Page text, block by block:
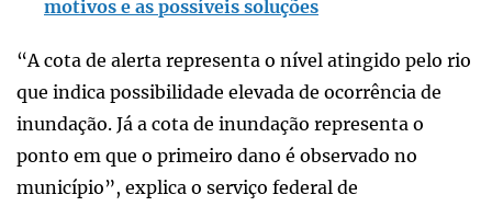
motivos e as possíveis soluções
“A cota de alerta representa o nível atingido pelo rio
que indica possibilidade elevada de ocorrência de
inundação. Já a cota de inundação representa o
ponto em que o primeiro dano é observado no
município”, explica o serviço federal de